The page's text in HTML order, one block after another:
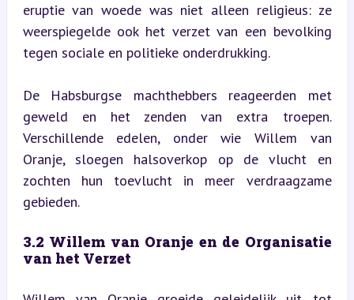
eruptie van woede was niet alleen religieus: ze
weerspiegelde ook het verzet van een bevolking
tegen sociale en politieke onderdrukking.
De Habsburgse machthebbers reageerden met
geweld en het zenden van extra troepen.
Verschillende edelen, onder wie Willem van
Oranje, sloegen halsoverkop op de vlucht en
zochten hun toevlucht in meer verdraagzame
gebieden.
3.2 Willem van Oranje en de Organisatie
van het Verzet